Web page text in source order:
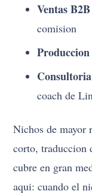
Ventas
comision
coach de
Nichos de
corto, traduccion
cubre en gran
aqui: cuando el